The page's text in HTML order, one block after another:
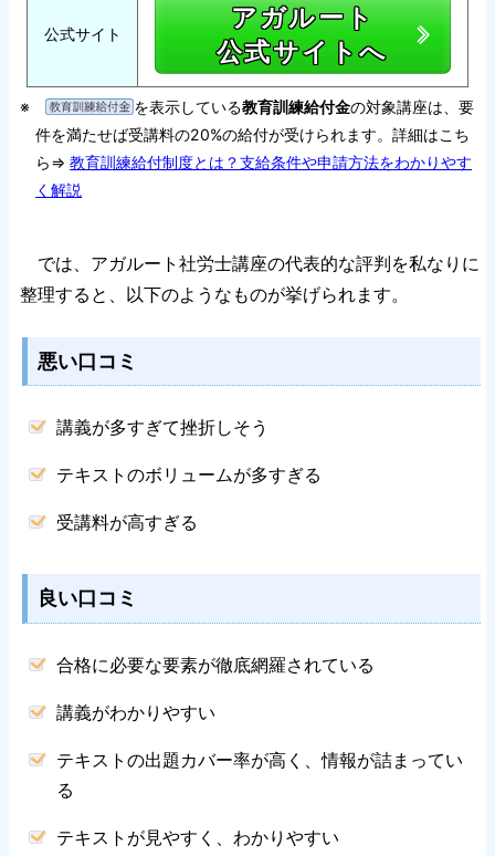
公式サイト
アガルート
公式サイトへ
※ を表示している教育訓練給付金の対象講座は、要
件を満たせば受講料の20%の給付が受けられます。詳細はこち
ら⇒教育訓練給付制度とは？支給条件や申請方法をわかりやす
く解説
では、アガルート社労士講座の代表的な評判を私なりに
整理すると、以下のようなものが挙げられます。
悪い口コミ
講義が多すぎて挫折しそう
テキストのボリュームが多すぎる
受講料が高すぎる
良い口コミ
合格に必要な要素が徹底網羅されている
講義がわかりやすい
テキストの出題カバー率が高く、情報が詰まってい
る
テキストが見やすく、わかりやすい